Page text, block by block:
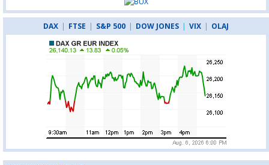
DAX | FTSE | S&P 500 | DOW JONES | VIX | OLAJ